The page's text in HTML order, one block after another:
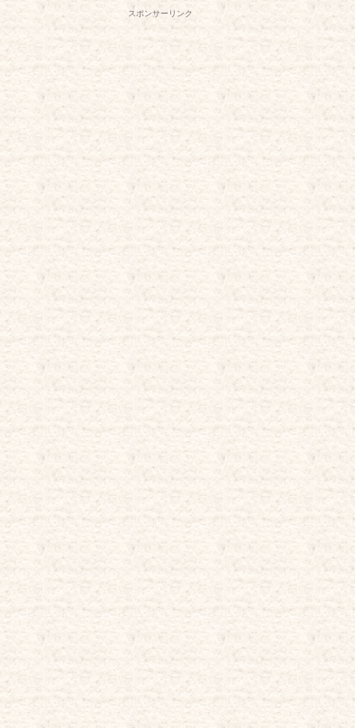
スポンサーリンク